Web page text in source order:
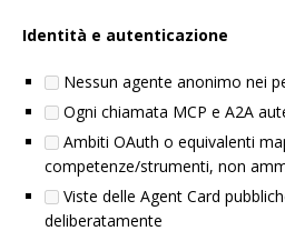
Identità e autenticazione
Nessun agente anonimo nei
Ogni chiamata MCP e A2A
Ambiti OAuth o equivalenti
competenze/strumenti, non
Viste delle Agent Card
deliberatamente